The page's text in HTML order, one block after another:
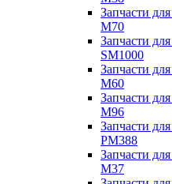
Запчасти
M70
Запчасти
SM1000
Запчасти
M60
Запчасти
M96
Запчасти
PM388
Запчасти
M37